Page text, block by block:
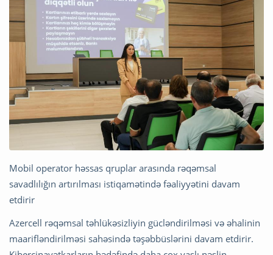
Mobil operator həssas qruplar arasında rəqəmsal
savadlılığın artırılması istiqamətində fəaliyyətini davam
etdirir
Azercell rəqəmsal təhlükəsizliyin gücləndirilməsi və əhalinin
maarifləndirilməsi sahəsində təşəbbüslərini davam etdirir.